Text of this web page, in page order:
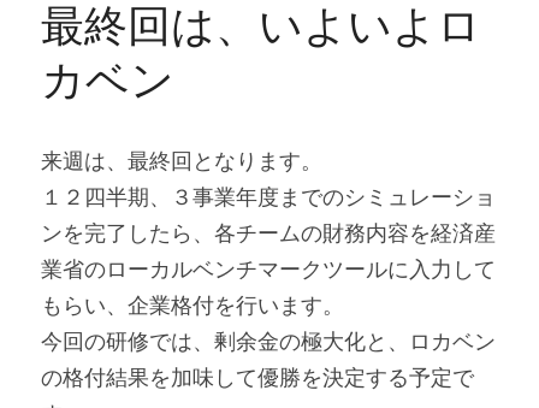
最終回は、いよいよロ
カベン
来週は、最終回となります。
１２四半期、３事業年度までのシミュレーショ
ンを完了したら、各チームの財務内容を経済産
業省のローカルベンチマークツールに入力して
もらい、企業格付を行います。
今回の研修では、剰余金の極大化と、ロカベン
の格付結果を加味して優勝を決定する予定で